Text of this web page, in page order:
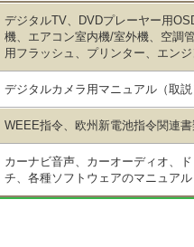
デジタルTV、DVDプレーヤー用
機、エアコン室内機/室外機、空調
用フラッシュ、プリンター、エン
デジタルカメラ用マニュアル（取
WEEE指令、欧州新電池指令関連
カーナビ音声、カーオーディオ、
チ、各種ソフトウェアのマニュアル